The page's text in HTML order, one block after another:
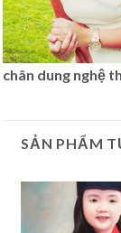
chân dung nghệ
SẢN PHẨM